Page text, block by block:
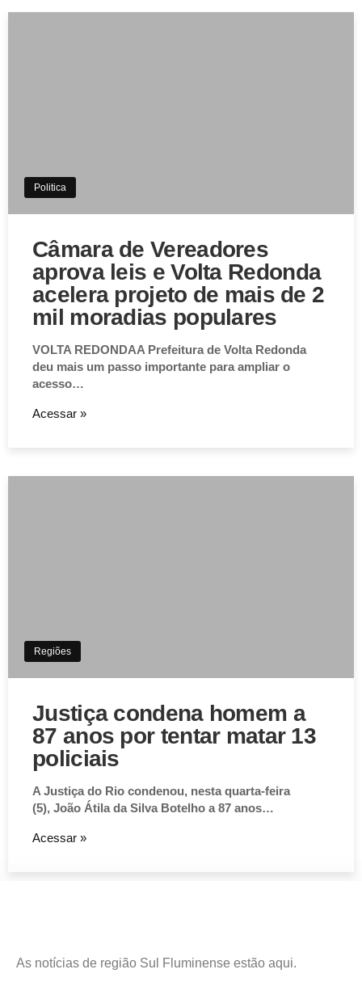
Politica
Câmara de Vereadores
aprova leis e Volta Redonda
acelera projeto de mais de 2
mil moradias populares
VOLTA REDONDAA Prefeitura de Volta Redonda
deu mais um passo importante para ampliar o
acesso…
Acessar »
Regiões
Justiça condena homem a
87 anos por tentar matar 13
policiais
A Justiça do Rio condenou, nesta quarta-feira
(5), João Átila da Silva Botelho a 87 anos…
Acessar »
As notícias de região Sul Fluminense estão aqui.